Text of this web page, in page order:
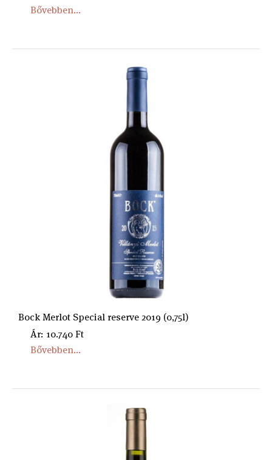
Bővebben...
Bock Merlot Special reserve 2019 (0,75l)
Ár: 10.740 Ft
Bővebben...